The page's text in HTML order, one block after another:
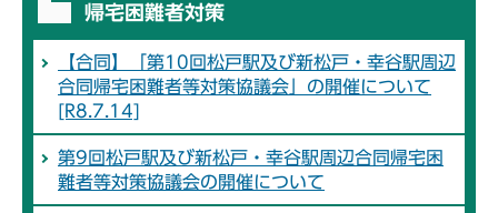
帰宅困難者対策
【合同】「第10回松戸駅及び新松戸・幸谷駅周辺
合同帰宅困難者等対策協議会」の開催について
[R8.7.14]
第9回松戸駅及び新松戸・幸谷駅周辺合同帰宅困
難者等対策協議会の開催について